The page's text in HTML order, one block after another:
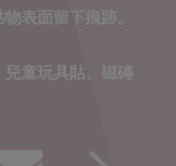
表面留下痕跡。
童玩具貼、磁磚